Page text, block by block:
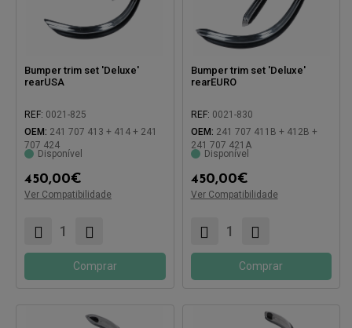
Bumper trim set 'Deluxe'
rearUSA
REF: 0021-825
OEM: 241 707 413 + 414 + 241
707 424
Disponível
450,00€
Ver Compatibilidade
Comprar
Bumper trim set 'Deluxe'
rearEURO
REF: 0021-830
OEM: 241 707 411B + 412B +
241 707 421A
Disponível
450,00€
Ver Compatibilidade
Comprar